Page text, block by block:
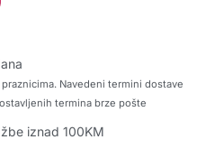
Navedeni termini dostave
termina brze pošte
iznad 100KM